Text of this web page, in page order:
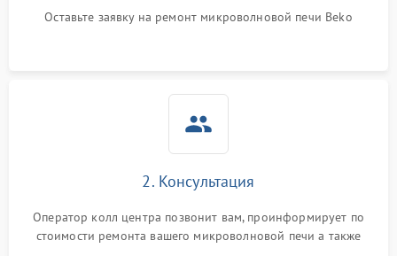
1000 ₽
Оставьте заявку на ремонт микроволновой печи Beko
2. Консультация
Оператор колл центра позвонит вам, проинформирует по
стоимости ремонта вашего микроволновой печи а также